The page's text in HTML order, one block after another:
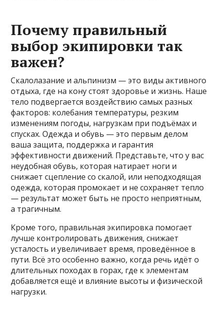
Почему правильный
выбор экипировки так
важен?
Скалолазание и альпинизм — это виды активного
отдыха, где на кону стоят здоровье и жизнь. Наше
тело подвергается воздействию самых разных
факторов: колебания температуры, резким
изменениям погоды, нагрузкам при подъёмах и
спусках. Одежда и обувь — это первым делом
ваша защита, поддержка и гарантия
эффективности движений. Представьте, что у вас
неудобная обувь, которая натирает ноги и
снижает сцепление со скалой, или неподходящая
одежда, которая промокает и не сохраняет тепло
— результат может быть не просто неприятным,
а трагичным.
Кроме того, правильная экипировка помогает
лучше контролировать движения, снижает
усталость и увеличивает время, проведённое в
пути. Всё это особенно важно, когда речь идёт о
длительных походах в горах, где к элементам
добавляется ещё и влияние высоты и физической
нагрузки.